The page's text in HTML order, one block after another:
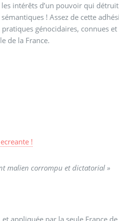
intérêts d’un pouvoir qui
aveugle à la
génocidaires, connues
de la France.
!
malien corrompu et dictatorial »